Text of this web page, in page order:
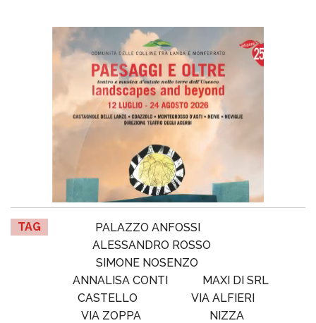
TAG
PALAZZO ANFOSSI
ALESSANDRO ROSSO
SIMONE NOSENZO
ANNALISA CONTI
MAXI DI SRL
CASTELLO
VIA ALFIERI
VIA ZOPPA
NIZZA